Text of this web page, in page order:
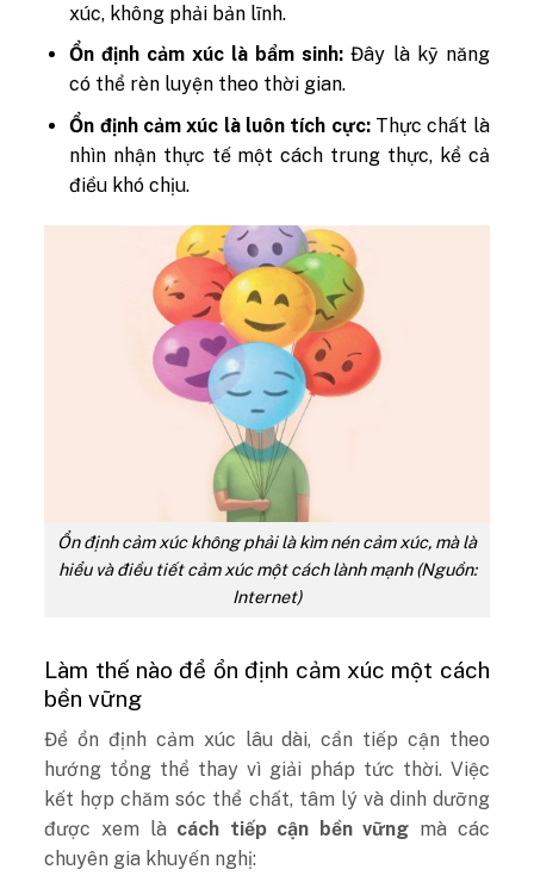
xúc, không phải bản lĩnh.
Ổn định cảm xúc là bẩm sinh:Đây là kỹ năng
có thể rèn luyện theo thời gian.
Ổn định cảm xúc là luôn tích cực: Thực chất là
nhìn nhận thực tế một cách trung thực, kể cả
điều khó chịu.
Ổn định cảm xúc không phải là kìm nén cảm xúc, mà là
hiểu và điều tiết cảm xúc một cách lành mạnh (Nguồn:
Internet)
Làm thế nào để ổn định cảm xúc một cách
bền vững
Để ổn định cảm xúc lâu dài, cần tiếp cận theo
hướng tổng thể thay vì giải pháp tức thời. Việc
kết hợp chăm sóc thể chất, tâm lý và dinh dưỡng
được xem là cách tiếp cận bền vững mà các
chuyên gia khuyến nghị: